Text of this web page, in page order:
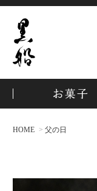
HOME 父の日